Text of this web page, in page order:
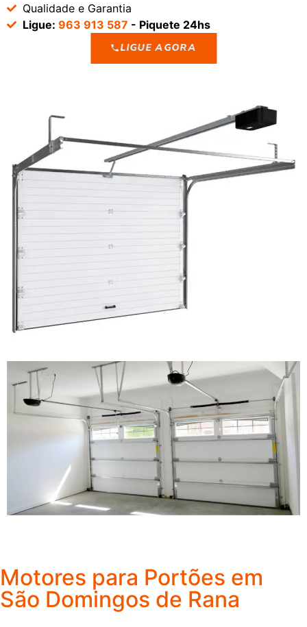
Qualidade e Garantia
Ligue: 963 913 587 - Piquete 24hs
LIGUE AGORA
Motores para Portões em
São Domingos de Rana